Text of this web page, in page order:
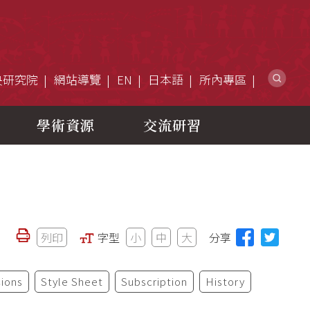
究院 網站導覽 EN 日本語 所內專區
學術資源 交流研習
列印 字型 小 中 大 分享
Style Sheet Subscription History